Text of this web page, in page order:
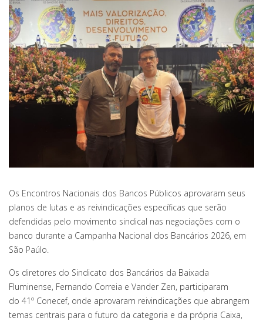
Os Encontros Nacionais dos Bancos Públicos aprovaram seus
planos de lutas e as reivindicações específicas que serão
defendidas pelo movimento sindical nas negociações com o
banco durante a Campanha Nacional dos Bancários 2026, em
São Paúlo.
Os diretores do Sindicato dos Bancários da Baixada
Fluminense, Fernando Correia e Vander Zen, participaram
do 41º Conecef, onde aprovaram reivindicações que abrangem
temas centrais para o futuro da categoria e da própria Caixa,